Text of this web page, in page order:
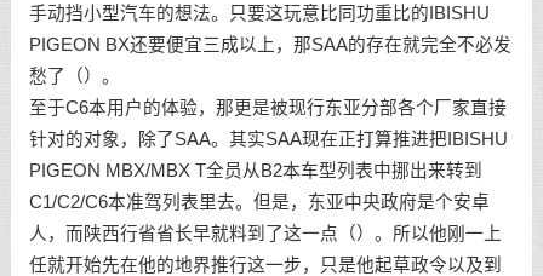
手动挡小型汽车的想法。只要这玩意比同功重比的IBISHU
PIGEON BX还要便宜三成以上，那SAA的存在就完全不必发
愁了（）。
至于C6本用户的体验，那更是被现行东亚分部各个厂家直接
针对的对象，除了SAA。其实SAA现在正打算推进把IBISHU
PIGEON MBX/MBX T全员从B2本车型列表中挪出来转到
C1/C2/C6本准驾列表里去。但是，东亚中央政府是个安卓
人，而陕西行省省长早就料到了这一点（）。所以他刚一上
任就开始先在他的地界推行这一步，只是他起草政令以及到